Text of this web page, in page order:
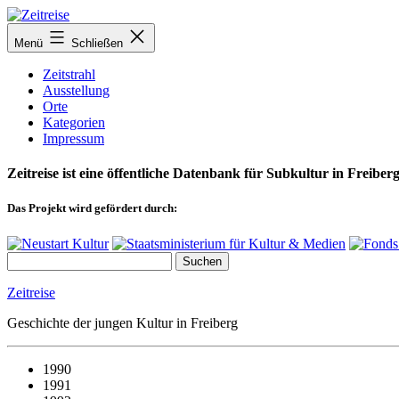
Zum
Inhalt
springen
Menü Schließen
Zeitstrahl
Ausstellung
Orte
Kategorien
Impressum
Zeitreise ist eine öffentliche Datenbank für Subkultur in
Das Projekt wird gefördert durch:
Zeitreise
Geschichte der jungen Kultur in Freiberg
1990
1991